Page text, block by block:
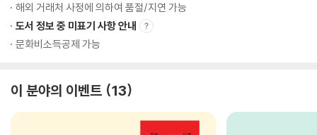
해외 거래처 사정에 의하여 품절/지연 가능
도서 정보 중 미표기 사항 안내
문화비소득공제 가능
이 분야의 이벤트 13